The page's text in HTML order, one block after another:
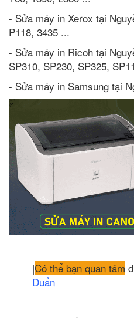
- Sửa máy in Xerox tại
P118, 3435 ...
- Sửa máy in Ricoh tại
SP310, SP230, SP325,
- Sửa máy in Samsung tại
|Có thể bạn quan tâm
Duẩn